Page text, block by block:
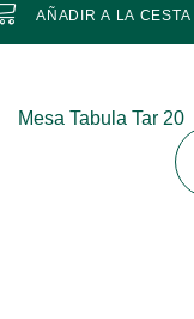
AÑADIR A LA CESTA